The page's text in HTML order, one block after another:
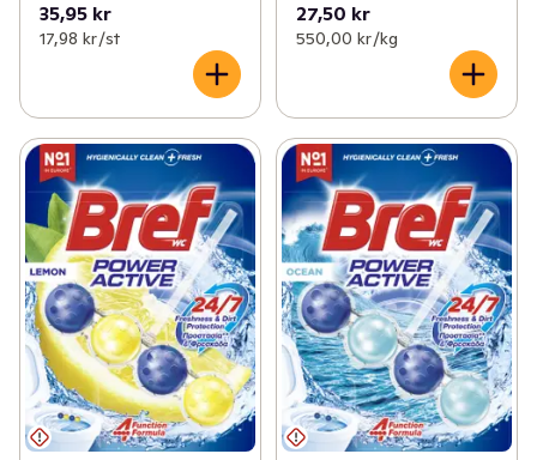
35,95 kr
17,98 kr /st
27,50 kr
550,00 kr /kg